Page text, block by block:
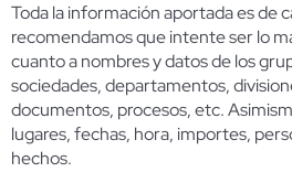
Toda la información aportada es de
recomendamos que intente ser lo
cuanto a nombres y datos de los
sociedades, departamentos,
documentos, procesos, etc.
lugares, fechas, hora, importes,
hechos.